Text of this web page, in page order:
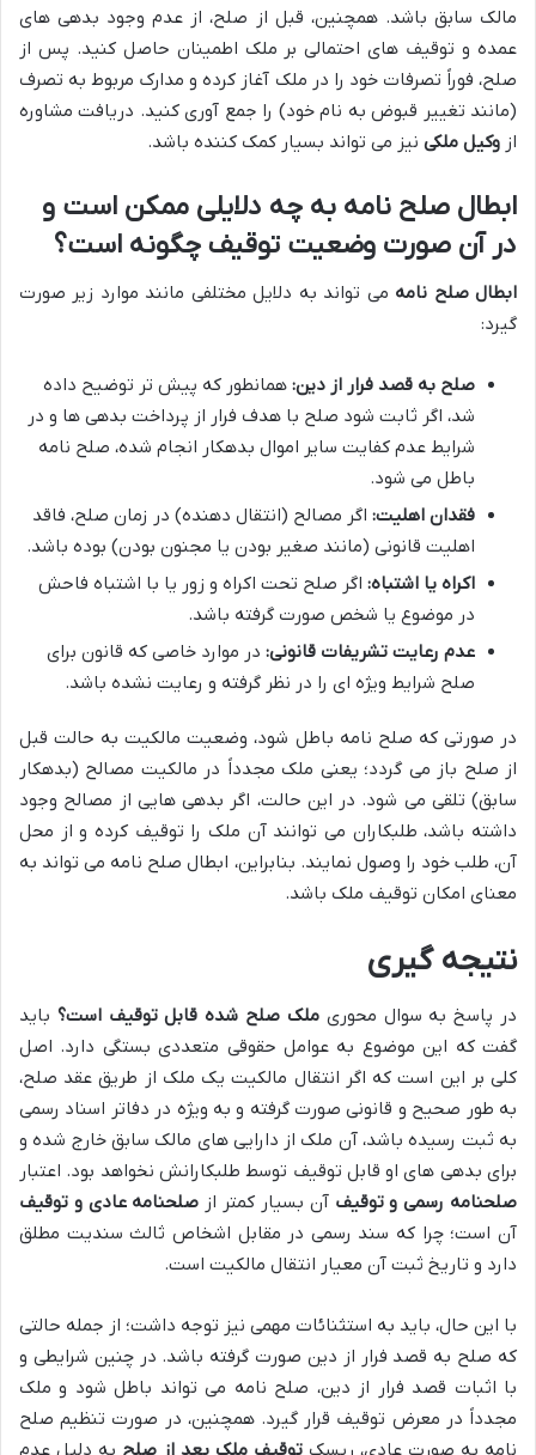
مالک سابق باشد. همچنین، قبل از صلح، از عدم وجود بدهی های
عمده و توقیف های احتمالی بر ملک اطمینان حاصل کنید. پس از
صلح، فوراً تصرفات خود را در ملک آغاز کرده و مدارک مربوط به تصرف
(مانند تغییر قبوض به نام خود) را جمع آوری کنید. دریافت مشاوره
از وکیل ملکی نیز می تواند بسیار کمک کننده باشد.
ابطال صلح نامه به چه دلایلی ممکن است و
در آن صورت وضعیت توقیف چگونه است؟
ابطال صلح نامه می تواند به دلایل مختلفی مانند موارد زیر صورت
گیرد:
صلح به قصد فرار از دین: همانطور که پیش تر توضیح داده
شد، اگر ثابت شود صلح با هدف فرار از پرداخت بدهی ها و در
شرایط عدم کفایت سایر اموال بدهکار انجام شده، صلح نامه
باطل می شود.
فقدان اهلیت: اگر مصالح (انتقال دهنده) در زمان صلح، فاقد
اهلیت قانونی (مانند صغیر بودن یا مجنون بودن) بوده باشد.
اکراه یا اشتباه: اگر صلح تحت اکراه و زور یا با اشتباه فاحش
در موضوع یا شخص صورت گرفته باشد.
عدم رعایت تشریفات قانونی: در موارد خاصی که قانون برای
صلح شرایط ویژه ای را در نظر گرفته و رعایت نشده باشد.
در صورتی که صلح نامه باطل شود، وضعیت مالکیت به حالت قبل
از صلح باز می گردد؛ یعنی ملک مجدداً در مالکیت مصالح (بدهکار
سابق) تلقی می شود. در این حالت، اگر بدهی هایی از مصالح وجود
داشته باشد، طلبکاران می توانند آن ملک را توقیف کرده و از محل
آن، طلب خود را وصول نمایند. بنابراین، ابطال صلح نامه می تواند به
معنای امکان توقیف ملک باشد.
نتیجه گیری
در پاسخ به سوال محوریملک صلح شده قابل توقیف است؟ باید
گفت که این موضوع به عوامل حقوقی متعددی بستگی دارد. اصل
کلی بر این است که اگر انتقال مالکیت یک ملک از طریق عقد صلح،
به طور صحیح و قانونی صورت گرفته و به ویژه در دفاتر اسناد رسمی
به ثبت رسیده باشد، آن ملک از دارایی های مالک سابق خارج شده و
برای بدهی های او قابل توقیف توسط طلبکارانش نخواهد بود. اعتبار
صلحنامه رسمی و توقیف آن بسیار کمتر از صلحنامه عادی و توقیف
آن است؛ چرا که سند رسمی در مقابل اشخاص ثالث سندیت مطلق
دارد و تاریخ ثبت آن معیار انتقال مالکیت است.
با این حال، باید به استثنائات مهمی نیز توجه داشت؛ از جمله حالتی
که صلح به قصد فرار از دین صورت گرفته باشد. در چنین شرایطی و
با اثبات قصد فرار از دین، صلح نامه می تواند باطل شود و ملک
مجدداً در معرض توقیف قرار گیرد. همچنین، در صورت تنظیم صلح
نامه به صورت عادی، ریسک توقیف ملک بعد از صلح به دلیل عدم